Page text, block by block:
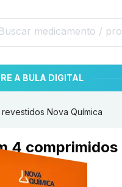
A BULA DIGITAL
Nova Química
4 comprimidos